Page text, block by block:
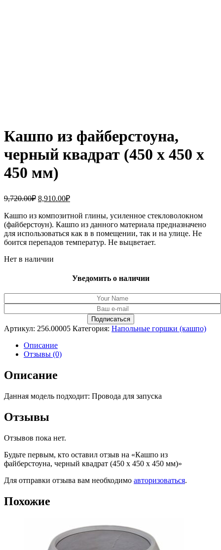
Кашпо из файберстоуна,
черный квадрат (450 x 450 x
450 мм)
9,720.00₽ Первоначальная
составляла
9,720.00₽.
8,910.00₽Текущая
8,910.00₽.
Кашпо из композитной глины, усиленное стекловолокном
(файберстоун). Кашпо из данного материала предназначено
для использоваться как в в помещении, так и на улице. Не
боится перепадов температур. Не выцветает.
Нет в наличии
Уведомить о наличии
Артикул: 256.00005 Категория: Напольные горшки (кашпо)
Описание
Отзывы (0)
Описание
Данная модель подходит: Провода для запуска
Отзывы
Отзывов пока нет.
Будьте первым, кто оставил отзыв на «Кашпо из
файберстоуна, черный квадрат (450 x 450 x 450 мм)»
Для отправки отзыва вам необходимо авторизоваться.
Похожие